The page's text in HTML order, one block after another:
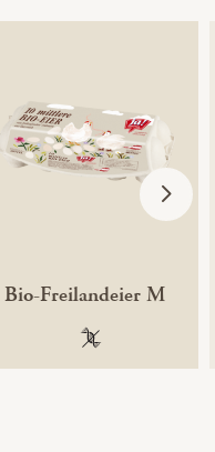
Bio-Freilandeier M
100 %